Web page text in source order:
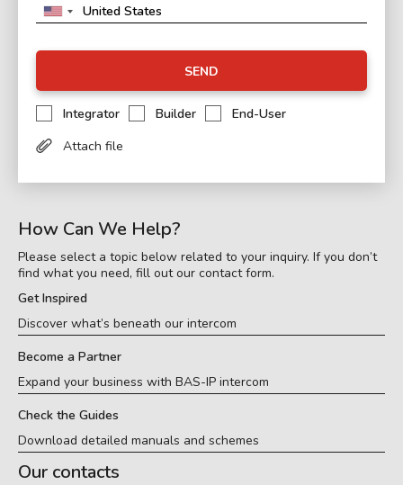
SEND
Integrator Builder
End-User
Attach file
How Can We Help?
Please select a topic below related to your inquiry. If you don’t
find what you need, fill out our contact form.
Get Inspired
Discover what’s beneath our intercom
Become a Partner
Expand your business with BAS-IP intercom
Check the Guides
Download detailed manuals and schemes
Our contacts